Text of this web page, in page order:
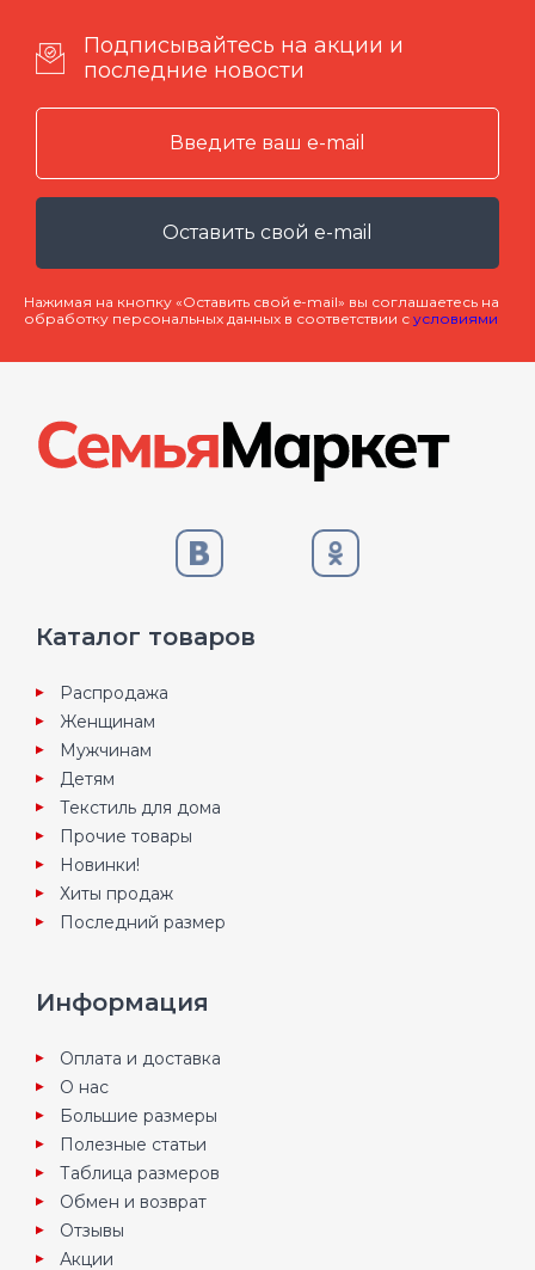
Подписывайтесь на акции и
последние новости
Оставить свой e-mail
Нажимая на кнопку «Оставить свой e-mail» вы соглашаетесь на
обработку персональных данных в соответствии с условиями
Каталог товаров
Распродажа
Женщинам
Мужчинам
Детям
Текстиль для дома
Прочие товары
Новинки!
Хиты продаж
Последний размер
Информация
Оплата и доставка
О нас
Большие размеры
Полезные статьи
Таблица размеров
Обмен и возврат
Отзывы
Акции